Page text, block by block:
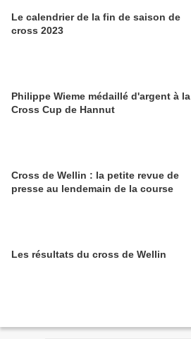
Le calendrier de la fin de saison de
cross 2023
Philippe Wieme médaillé d'argent à la
Cross Cup de Hannut
Cross de Wellin : la petite revue de
presse au lendemain de la course
Les résultats du cross de Wellin